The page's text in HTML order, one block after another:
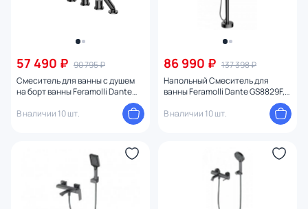
57 490 ₽ 90 795 ₽
Смеситель для ванны с душем
на борт ванны Feramolli Dante
В наличии 10 шт.
86 990 ₽ 137 398 ₽
Напольный Смеситель для
ванны Feramolli Dante GS8829F,
В наличии 10 шт.